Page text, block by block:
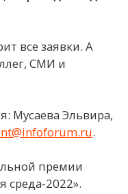
все заявки. А
СМИ и
Мусаева Эльвира,
.
премии
среда-2022».